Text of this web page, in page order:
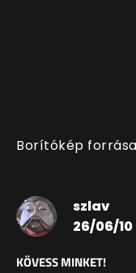
Borítókép
szlav
26/06/
KÖVESS MINKET!